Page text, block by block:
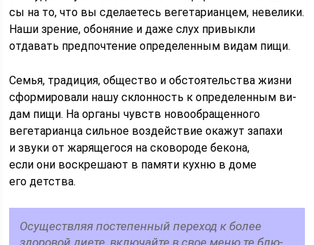
сы на то, что вы сделаетесь вегетари­анцем, невелики.
Наши зрение, обо­няние и даже слух привыкли
отдавать предпочтение определенным видам пищи.
Семья, традиция, общество и обстоятельства жизни
сформировали нашу склонность к определенным ви­
дам пищи. На органы чувств новооб­ращенного
вегетарианца сильное воз­действие окажут запахи
и звуки от жарящегося на сковороде бекона,
если они воскрешают в памяти кухню в доме
его детства.
Осуществляя пос­тепенный переход к более
здоровой диете, включайте в свое меню те блю­